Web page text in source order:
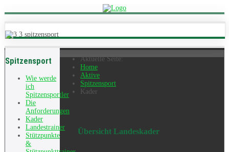
Spitzensport
Wie werde
ich
Spitzensportler
Die
Anforderungen
Kader
Landestrainer
Stützpunkte
&
Aktuelle Seite:
Home
Aktive
Spitzensport
Kader
Übersicht Landeskader